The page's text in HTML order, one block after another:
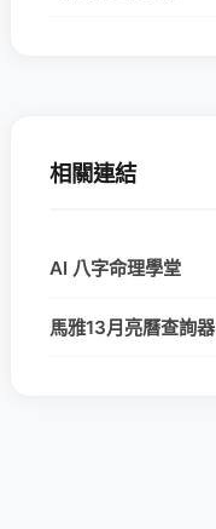
相關連結
AI 八字命理學堂
馬雅13月亮曆查詢器